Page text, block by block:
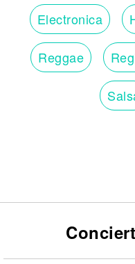
Electronica
Reggae